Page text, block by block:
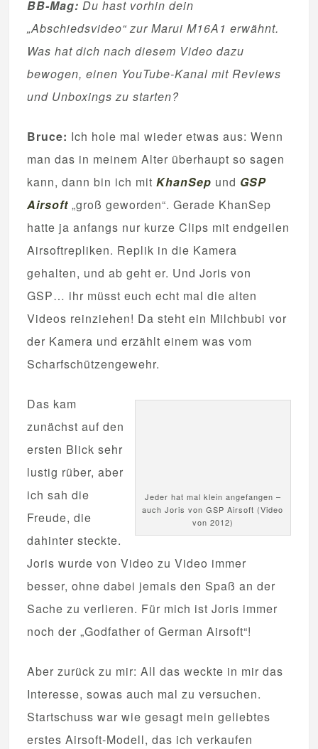
BB-Mag: Du hast vorhin dein
„Abschiedsvideo“ zur Marui M16A1 erwähnt.
Was hat dich nach diesem Video dazu
bewogen, einen YouTube-Kanal mit Reviews
und Unboxings zu starten?
Bruce: Ich hole mal wieder etwas aus: Wenn
man das in meinem Alter überhaupt so sagen
kann, dann bin ich mitKhanSep und GSP
Airsoft „groß geworden“. Gerade KhanSep
hatte ja anfangs nur kurze Clips mit endgeilen
Airsoftrepliken. Replik in die Kamera
gehalten, und ab geht er. Und Joris von
GSP… ihr müsst euch echt mal die alten
Videos reinziehen! Da steht ein Milchbubi vor
der Kamera und erzählt einem was vom
Scharfschützengewehr.
Jeder hat mal klein angefangen –
auch Joris von GSP Airsoft (Video
von 2012)
Das kam
zunächst auf den
ersten Blick sehr
lustig rüber, aber
ich sah die
Freude, die
dahinter steckte.
Joris wurde von Video zu Video immer
besser, ohne dabei jemals den Spaß an der
Sache zu verlieren. Für mich ist Joris immer
noch der „Godfather of German Airsoft“!
Aber zurück zu mir: All das weckte in mir das
Interesse, sowas auch mal zu versuchen.
Startschuss war wie gesagt mein geliebtes
erstes Airsoft-Modell, das ich verkaufen